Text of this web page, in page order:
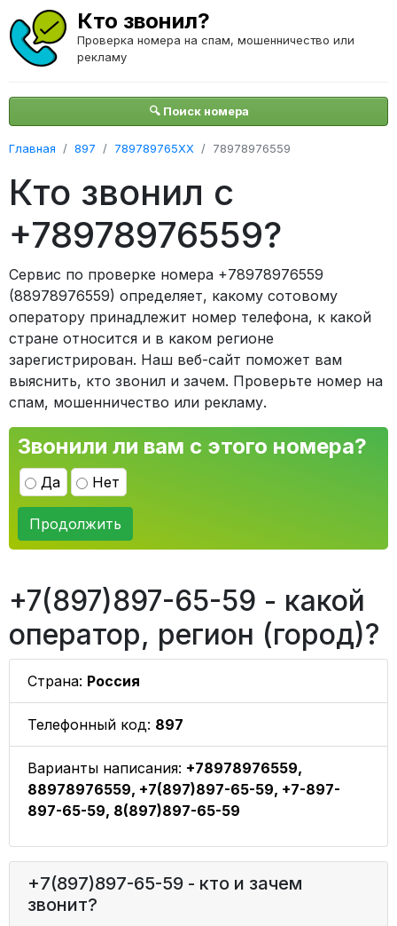
Кто звонил?
Проверка номера на спам, мошенничество или
рекламу
🔍 Поиск номера
Главная 897 789789765XX 78978976559
Кто звонил с
+78978976559?
Сервис по проверке номера +78978976559
(88978976559) определяет, какому сотовому
оператору принадлежит номер телефона, к какой
стране относится и в каком регионе
зарегистрирован. Наш веб-сайт поможет вам
выяснить, кто звонил и зачем. Проверьте номер на
спам, мошенничество или рекламу.
Звонили ли вам с этого номера?
Да Нет
Продолжить
+7(897)897-65-59 - какой
оператор, регион (город)?
Страна: Россия
Телефонный код: 897
Варианты написания: +78978976559,
88978976559, +7(897)897-65-59, +7-897-
897-65-59, 8(897)897-65-59
+7(897)897-65-59 - кто и зачем
звонит?